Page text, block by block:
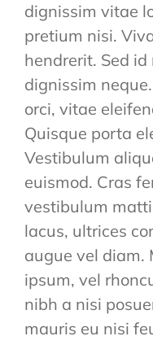
dignissim vitae
pretium nisi.
hendrerit. Sed
dignissim
orci, vitae
Quisque porta
Vestibulum
euismod. Cras
vestibulum
lacus, ultrices
augue vel diam.
ipsum, vel
nibh a nisi
mauris eu nisi